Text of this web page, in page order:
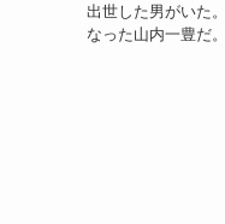
出世した男がいた
なった山内一豊だ